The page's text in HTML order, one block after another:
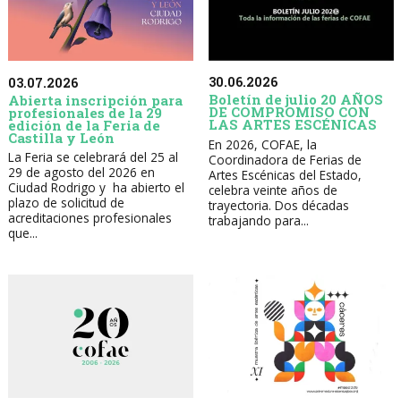
03.07.2026
Abierta inscripción para
profesionales de la 29
edición de la Feria de
Castilla y León
La Feria se celebrará del 25 al
29 de agosto del 2026 en
Ciudad Rodrigo y ha abierto el
plazo de solicitud de
acreditaciones profesionales
que...
30.06.2026
Boletín de julio 20 AÑOS
DE COMPROMISO CON
LAS ARTES ESCÉNICAS
En 2026, COFAE, la
Coordinadora de Ferias de
Artes Escénicas del Estado,
celebra veinte años de
trayectoria. Dos décadas
trabajando para...